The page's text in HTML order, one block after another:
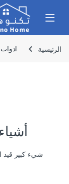
Skip to navigation
Skip to content
الرئيسية
شيء كبير قيد